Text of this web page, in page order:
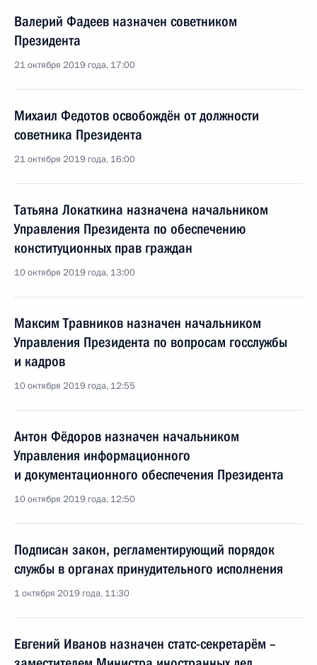
Валерий Фадеев назначен советником
Президента
21 октября 2019 года, 17:00
Михаил Федотов освобождён от должности
советника Президента
21 октября 2019 года, 16:00
Татьяна Локаткина назначена начальником
Управления Президента по обеспечению
конституционных прав граждан
10 октября 2019 года, 13:00
Максим Травников назначен начальником
Управления Президента по вопросам госслужбы
и кадров
10 октября 2019 года, 12:55
Антон Фёдоров назначен начальником
Управления информационного
и документационного обеспечения Президента
10 октября 2019 года, 12:50
Подписан закон, регламентирующий порядок
службы в органах принудительного исполнения
1 октября 2019 года, 11:30
Евгений Иванов назначен статс-секретарём –